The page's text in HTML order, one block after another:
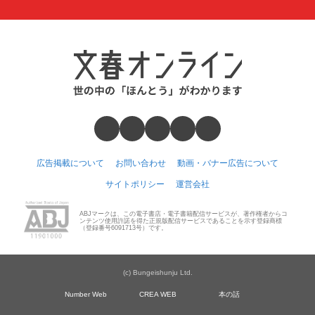
広告掲載について お問い合わせ 動画・バナー広告について
サイトポリシー 運営会社
ABJマークは、この電子書店・電子書籍配信サービスが、著作権者からコ
ンテンツ使用許諾を得た正規版配信サービスであることを示す登録商標
（登録番号6091713号）です。
(c) Bungeishunju Ltd.
Number Web CREA WEB 本の話